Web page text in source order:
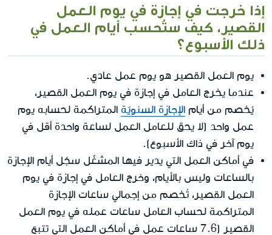
إذا خرجت في إجازة في يوم العمل
القصير، كيف ستُحسب أيام العمل في
ذلك الأسبوع؟
يوم العمل القصير هو يوم عمل عادي.
عندما يخرج العامل في إجازة في يوم العمل القصير،
يُخصم من أيام الإجازة السنويّة المتراكمة لحسابه يوم
عمل واحد (لا يحق للعامل العمل لساعة واحدة أقل في
يوم آخر في ذاك الأسبوع).
في أماكن العمل التي يدير فيها المشغّل سجّل أيام الإجازة
بالساعات وليس بالأيام، وخرج العامل في إجازة في يوم
العمل القصير، تُخصم من إجمالي ساعات الإجازة
المتراكمة لحساب العامل ساعات عمله في يوم العمل
القصير (7.6 ساعات عمل في أماكن العمل التي تتبع